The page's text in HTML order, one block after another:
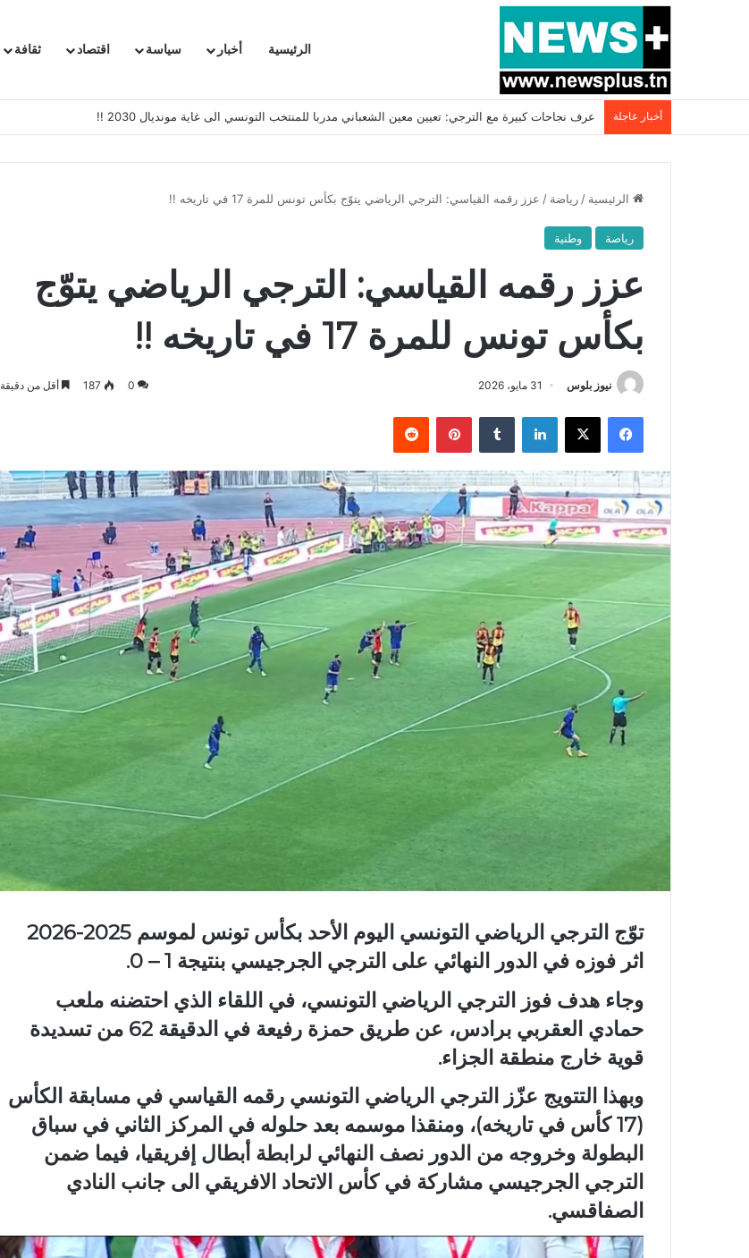
الرئيسية أخبار سياسة اقتصاد ثقافة
أخبار عاجلة بسبب المرزوقي وبتكليف من سعيّد: الخارجية تستدعي السفيرة الفرنسية بتونس وتبلغها احتجاجا شديد اللهجة !!
الرئيسية / رياضة / عزز رقمه القياسي: الترجي الرياضي يتوّج بكأس تونس للمرة 17 في تاريخه !!
رياضة وطنية
عزز رقمه القياسي: الترجي الرياضي يتوّج
بكأس تونس للمرة 17 في تاريخه !!
نيوز بلوس 31 مايو، 2026 0
187 أقل من دقيقة
فيسبوك X لينكدإن بينتيريست
توّج الترجي الرياضي التونسي اليوم الأحد بكأس تونس لموسم 2025-2026
اثر فوزه في الدور النهائي على الترجي الجرجيسي بنتيجة 1 – 0.
وجاء هدف فوز الترجي الرياضي التونسي، في اللقاء الذي احتضنه ملعب
حمادي العقربي برادس، عن طريق حمزة رفيعة في الدقيقة 62 من تسديدة
قوية خارج منطقة الجزاء.
وبهذا التتويج عزّز الترجي الرياضي التونسي رقمه القياسي في مسابقة الكأس
(17 كأس في تاريخه)، ومنقذا موسمه بعد حلوله في المركز الثاني في سباق
البطولة وخروجه من الدور نصف النهائي لرابطة أبطال إفريقيا، فيما ضمن
الترجي الجرجيسي مشاركة في كأس الاتحاد الافريقي الى جانب النادي
الصفاقسي.